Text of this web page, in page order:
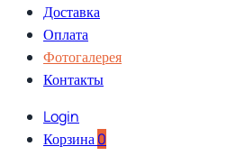
Доставка
Оплата
Фотогалерея
Контакты
Login
Корзина0